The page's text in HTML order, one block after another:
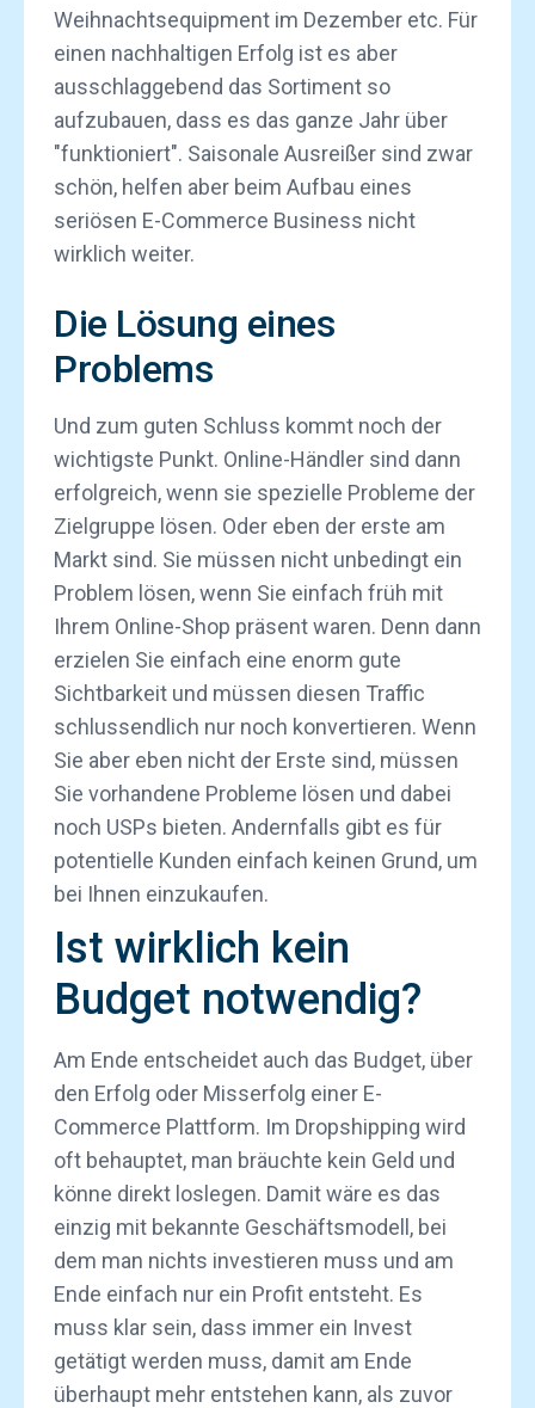
Weihnachtsequipment im Dezember etc. Für
einen nachhaltigen Erfolg ist es aber
ausschlaggebend das Sortiment so
aufzubauen, dass es das ganze Jahr über
"funktioniert". Saisonale Ausreißer sind zwar
schön, helfen aber beim Aufbau eines
seriösen E-Commerce Business nicht
wirklich weiter.
Die Lösung eines
Problems
Und zum guten Schluss kommt noch der
wichtigste Punkt. Online-Händler sind dann
erfolgreich, wenn sie spezielle Probleme der
Zielgruppe lösen. Oder eben der erste am
Markt sind. Sie müssen nicht unbedingt ein
Problem lösen, wenn Sie einfach früh mit
Ihrem Online-Shop präsent waren. Denn dann
erzielen Sie einfach eine enorm gute
Sichtbarkeit und müssen diesen Traffic
schlussendlich nur noch konvertieren. Wenn
Sie aber eben nicht der Erste sind, müssen
Sie vorhandene Probleme lösen und dabei
noch USPs bieten. Andernfalls gibt es für
potentielle Kunden einfach keinen Grund, um
bei Ihnen einzukaufen.
Ist wirklich kein
Budget notwendig?
Am Ende entscheidet auch das Budget, über
den Erfolg oder Misserfolg einer E-
Commerce Plattform. Im Dropshipping wird
oft behauptet, man bräuchte kein Geld und
könne direkt loslegen. Damit wäre es das
einzig mit bekannte Geschäftsmodell, bei
dem man nichts investieren muss und am
Ende einfach nur ein Profit entsteht. Es
muss klar sein, dass immer ein Invest
getätigt werden muss, damit am Ende
überhaupt mehr entstehen kann, als zuvor